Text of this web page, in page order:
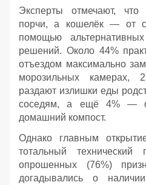
Эксперты отмечают,
порчи, а кошелёк — от
помощью
решений. Около 44%
отъездом максимально
морозильных камерах,
раздают излишки еды
соседям, а ещё 4% —
домашний компост.
Однако главным
тотальный технический
опрошенных (76%)
догадывались о